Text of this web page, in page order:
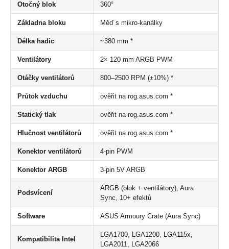
Otočný blok 360°
Základna bloku Měď s mikro-kanálky
Délka hadic ~380 mm *
Ventilátory 2× 120 mm ARGB PWM
Otáčky ventilátorů 800–2500 RPM (±10%) *
Průtok vzduchu ověřit na rog.asus.com *
Statický tlak ověřit na rog.asus.com *
Hlučnost ventilátorů ověřit na rog.asus.com *
Konektor ventilátorů 4-pin PWM
Konektor ARGB 3-pin 5V ARGB
Podsvícení
ARGB (blok + ventilátory), Aura
Sync, 10+ efektů
Software ASUS Armoury Crate (Aura Sync)
Kompatibilita Intel
LGA1700, LGA1200, LGA115x,
LGA2011, LGA2066